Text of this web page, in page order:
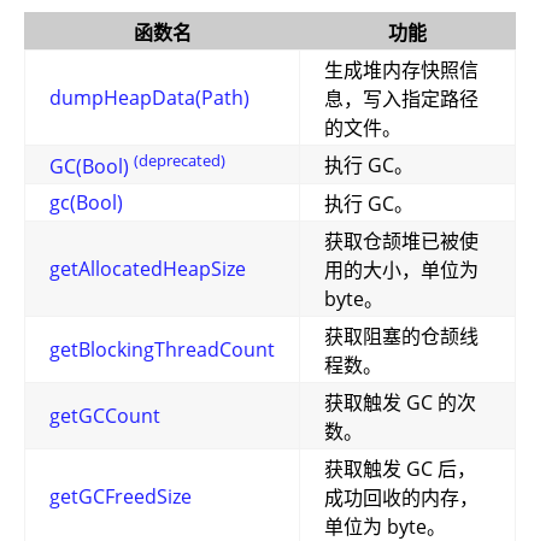
函数名 功能
dumpHeapData(Path)
生成堆内存快照信
息，写入指定路径
的文件。
GC(Bool) (deprecated)
执行 GC。
gc(Bool)
执行 GC。
getAllocatedHeapSize
获取仓颉堆已被使
用的大小，单位为
byte。
getBlockingThreadCount
获取阻塞的仓颉线
程数。
getGCCount
获取触发 GC 的次
数。
getGCFreedSize
获取触发 GC 后，
成功回收的内存，
单位为 byte。